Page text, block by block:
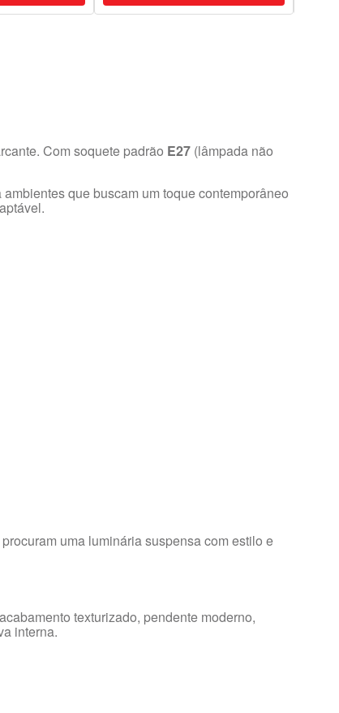
Com soquete padrão E27(lâmpada não
que buscam um toque contemporâneo
uma luminária suspensa com estilo e
texturizado, pendente moderno,
interna.